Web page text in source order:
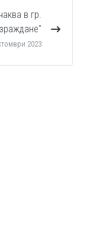
в гр.
2023